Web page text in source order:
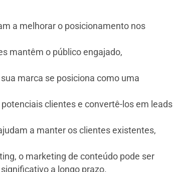
a melhorar o posicionamento nos
mantêm o público engajado,
marca se posiciona como uma
clientes e convertê-los em leads
a manter os clientes existentes,
o marketing de conteúdo pode ser
a longo prazo.